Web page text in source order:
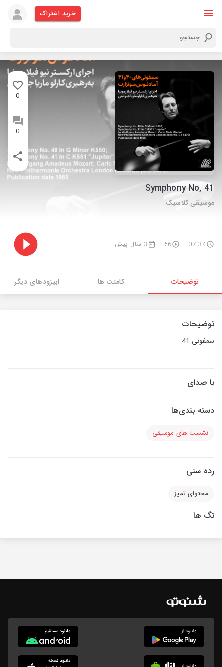
خرید اشتراک
0
0
Symphony No, 41
موسیقی کلاسیک
07:34
56 3 سال پیش
توضیحات کامنت ها اپیزودهای دیگر
توضیحات
سمفونی 41
با صدای
دسته بندی‌ها
نشست های موسیقی
رده سنی
محتوای تمیز
تگ ها